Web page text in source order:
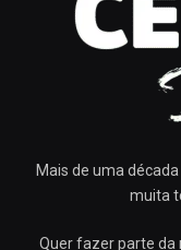
Mais de uma
muita
Quer fazer parte da